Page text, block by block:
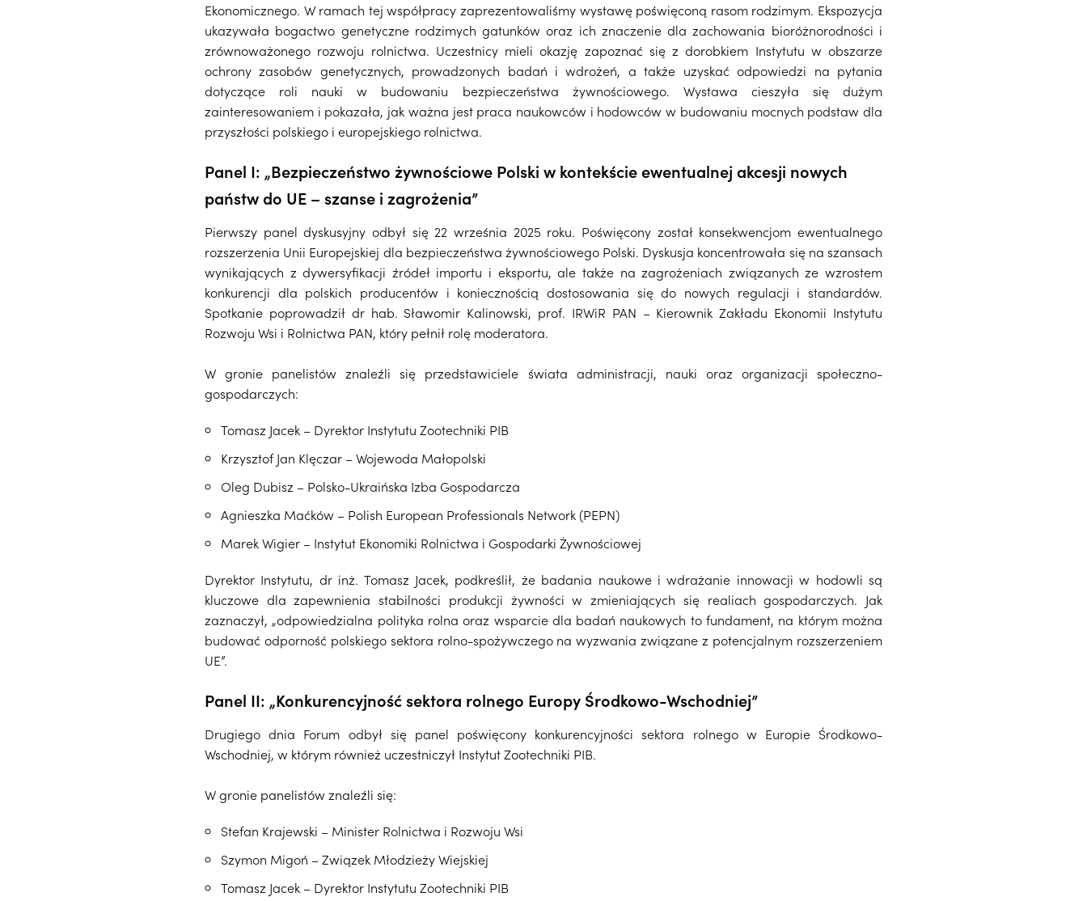
Ekonomicznego. W ramach tej współpracy zaprezentowaliśmy wystawę poświęconą rasom rodzimym. Ekspozycja
ukazywała bogactwo genetyczne rodzimych gatunków oraz ich znaczenie dla zachowania bioróżnorodności i
zrównoważonego rozwoju rolnictwa. Uczestnicy mieli okazję zapoznać się z dorobkiem Instytutu w obszarze
ochrony zasobów genetycznych, prowadzonych badań i wdrożeń, a także uzyskać odpowiedzi na pytania
dotyczące roli nauki w budowaniu bezpieczeństwa żywnościowego. Wystawa cieszyła się dużym
zainteresowaniem i pokazała, jak ważna jest praca naukowców i hodowców w budowaniu mocnych podstaw dla
przyszłości polskiego i europejskiego rolnictwa.
Panel I: „Bezpieczeństwo żywnościowe Polski w kontekście ewentualnej akcesji nowych
państw do UE – szanse i zagrożenia”
Pierwszy panel dyskusyjny odbył się 22 września 2025 roku. Poświęcony został konsekwencjom ewentualnego
rozszerzenia Unii Europejskiej dla bezpieczeństwa żywnościowego Polski. Dyskusja koncentrowała się na szansach
wynikających z dywersyfikacji źródeł importu i eksportu, ale także na zagrożeniach związanych ze wzrostem
konkurencji dla polskich producentów i koniecznością dostosowania się do nowych regulacji i standardów.
Spotkanie poprowadził dr hab. Sławomir Kalinowski, prof. IRWiR PAN – Kierownik Zakładu Ekonomii Instytutu
Rozwoju Wsi i Rolnictwa PAN, który pełnił rolę moderatora.
W gronie panelistów znaleźli się przedstawiciele świata administracji, nauki oraz organizacji społeczno-
gospodarczych:
Tomasz Jacek – Dyrektor Instytutu Zootechniki PIB
Krzysztof Jan Klęczar – Wojewoda Małopolski
Oleg Dubisz – Polsko-Ukraińska Izba Gospodarcza
Agnieszka Maćków – Polish European Professionals Network (PEPN)
Marek Wigier – Instytut Ekonomiki Rolnictwa i Gospodarki Żywnościowej
Dyrektor Instytutu, dr inż. Tomasz Jacek, podkreślił, że badania naukowe i wdrażanie innowacji w hodowli są
kluczowe dla zapewnienia stabilności produkcji żywności w zmieniających się realiach gospodarczych. Jak
zaznaczył, „odpowiedzialna polityka rolna oraz wsparcie dla badań naukowych to fundament, na którym można
budować odporność polskiego sektora rolno-spożywczego na wyzwania związane z potencjalnym rozszerzeniem
UE”.
Panel II: „Konkurencyjność sektora rolnego Europy Środkowo-Wschodniej”
Drugiego dnia Forum odbył się panel poświęcony konkurencyjności sektora rolnego w Europie Środkowo-
Wschodniej, w którym również uczestniczył Instytut Zootechniki PIB.
W gronie panelistów znaleźli się:
Stefan Krajewski – Minister Rolnictwa i Rozwoju Wsi
Szymon Migoń – Związek Młodzieży Wiejskiej
Tomasz Jacek – Dyrektor Instytutu Zootechniki PIB